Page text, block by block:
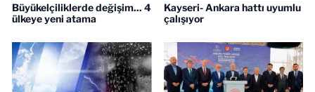
Büyükelçiliklerde değişim... 4
ülkeye yeni atama
Kayseri- Ankara hattı uyumlu
çalışıyor